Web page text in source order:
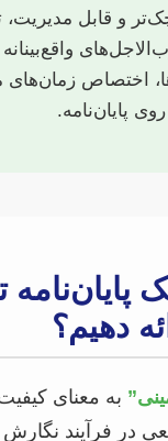
و قابل مدیریت،
واقع‌بینانه
اختصاص
پایان‌نامه.
دهیم؟
به معنای
در فرآیند